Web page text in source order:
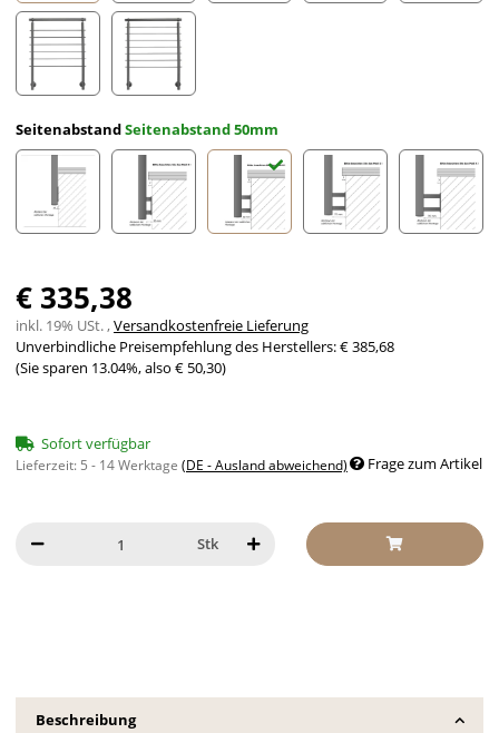
ohne Querstreben2 Querstreben
SeitenabstandSeitenabstand 50mm
€ 335,38
inkl. 19% USt. ,Versandkostenfreie Lieferung
Unverbindliche Preisempfehlung des Herstellers:€ 385,68
(Sie sparen 13.04%, also € 50,30)
Sofort verfügbar
Lieferzeit: 5 - 14 Werktage (DE - Ausland abweichend) Frage zum Artikel
Stk
Beschreibung